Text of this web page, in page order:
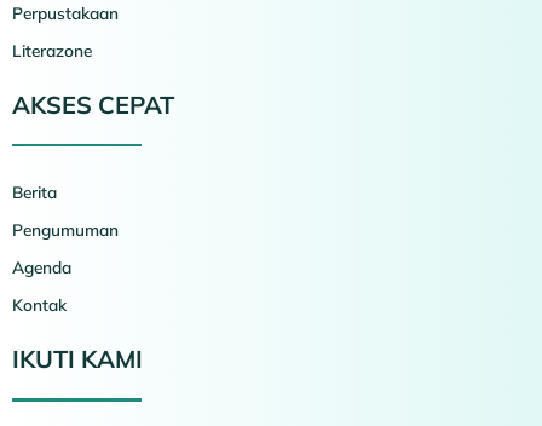
Perpustakaan
Literazone
AKSES CEPAT
Berita
Pengumuman
Agenda
Kontak
IKUTI KAMI